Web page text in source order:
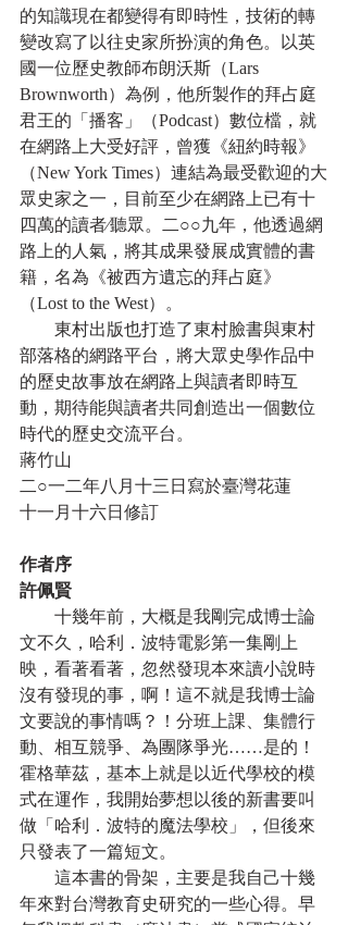
的知識現在都變得有即時性，技術的轉
變改寫了以往史家所扮演的角色。以英
國一位歷史教師布朗沃斯（Lars
Brownworth）為例，他所製作的拜占庭
君王的「播客」（Podcast）數位檔，就
在網路上大受好評，曾獲《紐約時報》
（New York Times）連結為最受歡迎的大
眾史家之一，目前至少在網路上已有十
四萬的讀者∕聽眾。二○○九年，他透過網
路上的人氣，將其成果發展成實體的書
籍，名為《被西方遺忘的拜占庭》
（Lost to the West）。
東村出版也打造了東村臉書與東村
部落格的網路平台，將大眾史學作品中
的歷史故事放在網路上與讀者即時互
動，期待能與讀者共同創造出一個數位
時代的歷史交流平台。
蔣竹山
二○一二年八月十三日寫於臺灣花蓮
十一月十六日修訂
作者序
許佩賢
十幾年前，大概是我剛完成博士論
文不久，哈利．波特電影第一集剛上
映，看著看著，忽然發現本來讀小說時
沒有發現的事，啊！這不就是我博士論
文要說的事情嗎？！分班上課、集體行
動、相互競爭、為團隊爭光……是的！
霍格華茲，基本上就是以近代學校的模
式在運作，我開始夢想以後的新書要叫
做「哈利．波特的魔法學校」，但後來
只發表了一篇短文。
這本書的骨架，主要是我自己十幾
年來對台灣教育史研究的一些心得。早